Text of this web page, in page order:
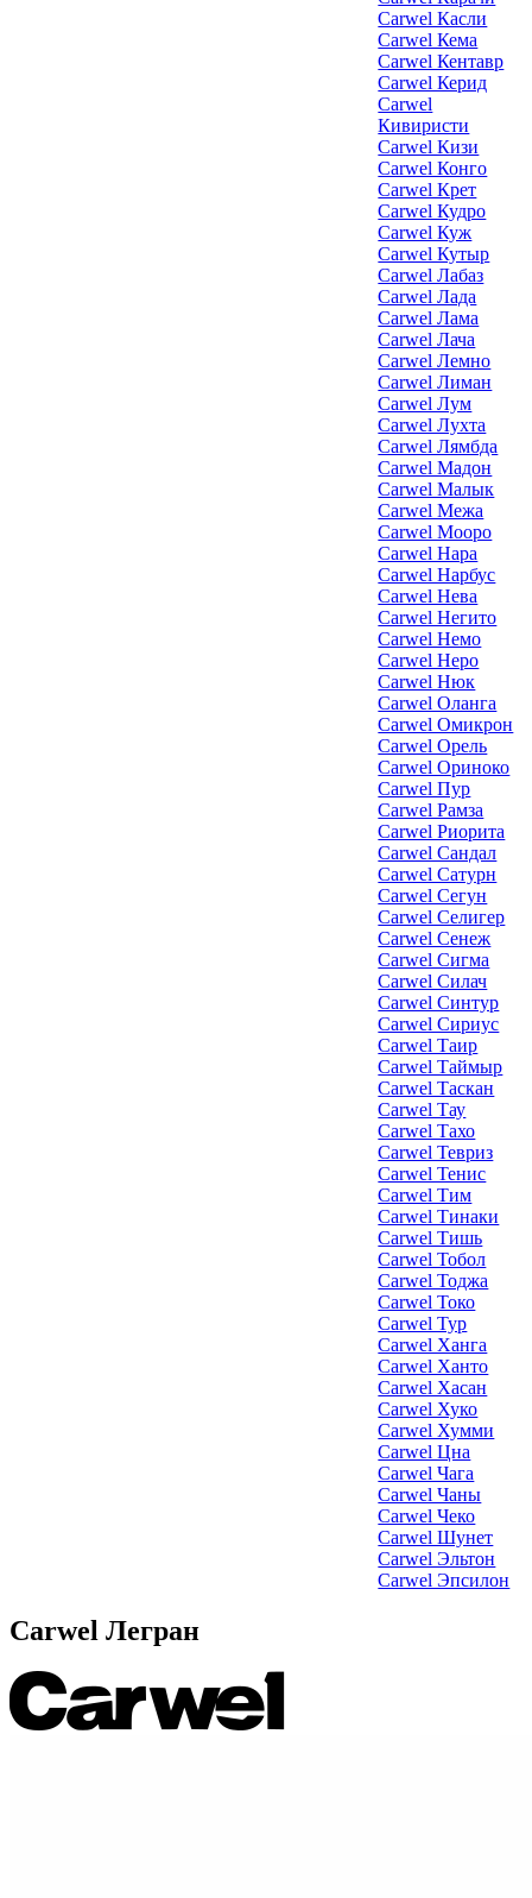
Carwel Касли
Carwel Кема
Carwel Кентавр
Carwel Керид
Carwel
Кивиристи
Carwel Кизи
Carwel Конго
Carwel Крет
Carwel Кудро
Carwel Куж
Carwel Кутыр
Carwel Лабаз
Carwel Лада
Carwel Лама
Carwel Лача
Carwel Лемно
Carwel Лиман
Carwel Лум
Carwel Лухта
Carwel Лямбда
Carwel Мадон
Carwel Малык
Carwel Межа
Carwel Мооро
Carwel Нара
Carwel Нарбус
Carwel Нева
Carwel Негито
Carwel Немо
Carwel Неро
Carwel Нюк
Carwel Оланга
Carwel Омикрон
Carwel Орель
Carwel Ориноко
Carwel Пур
Carwel Рамза
Carwel Риорита
Carwel Сандал
Carwel Сатурн
Carwel Сегун
Carwel Селигер
Carwel Сенеж
Carwel Сигма
Carwel Силач
Carwel Синтур
Carwel Сириус
Carwel Таир
Carwel Таймыр
Carwel Таскан
Carwel Тау
Carwel Тахо
Carwel Тевриз
Carwel Тенис
Carwel Тим
Carwel Тинаки
Carwel Тишь
Carwel Тобол
Carwel Тоджа
Carwel Токо
Carwel Тур
Carwel Ханга
Carwel Ханто
Carwel Хасан
Carwel Хуко
Carwel Хумми
Carwel Цна
Carwel Чага
Carwel Чаны
Carwel Чеко
Carwel Шунет
Carwel Эльтон
Carwel Эпсилон
Carwel Легран